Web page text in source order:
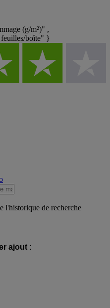
(g/m²)" ,
boîte" }
l'historique de recherche
ajout :